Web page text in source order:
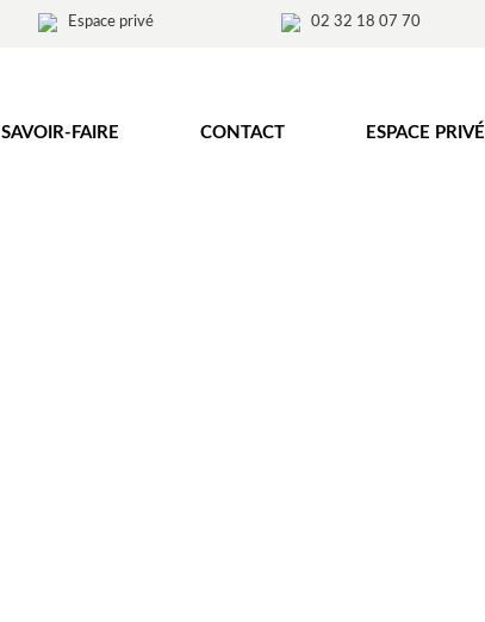
Espace privé 02 32 18 07 70
SAVOIR-FAIRE CONTACT ESPACE PRIVÉ